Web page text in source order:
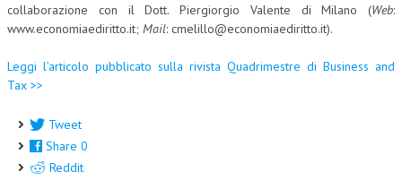
collaborazione con il Dott. Piergiorgio Valente di Milano (Web:
www.economiaediritto.it; Mail: cmelillo@economiaediritto.it).
Leggi l’articolo pubblicato sulla rivista Quadrimestre di Business and
Tax >>
Tweet
Share 0
Reddit